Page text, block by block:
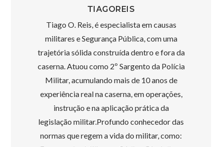
TIAGOREIS
Tiago O. Reis, é especialista em causas
militares e Segurança Pública, com uma
trajetória sólida construída dentro e fora da
caserna. Atuou como 2º Sargento da Polícia
Militar, acumulando mais de 10 anos de
experiência real na caserna, em operações,
instrução e na aplicação prática da
legislação militar.Profundo conhecedor das
normas que regem a vida do militar, como: